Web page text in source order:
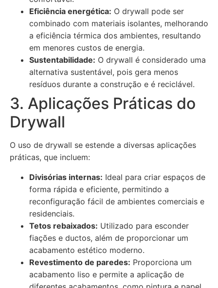
Eficiência energética: O drywall pode ser
combinado com materiais isolantes, melhorando
a eficiência térmica dos ambientes, resultando
em menores custos de energia.
Sustentabilidade: O drywall é considerado uma
alternativa sustentável, pois gera menos
resíduos durante a construção e é reciclável.
3. Aplicações Práticas do
Drywall
O uso de drywall se estende a diversas aplicações
práticas, que incluem:
Divisórias internas: Ideal para criar espaços de
forma rápida e eficiente, permitindo a
reconfiguração fácil de ambientes comerciais e
residenciais.
Tetos rebaixados: Utilizado para esconder
fiações e ductos, além de proporcionar um
acabamento estético moderno.
Revestimento de paredes: Proporciona um
acabamento liso e permite a aplicação de